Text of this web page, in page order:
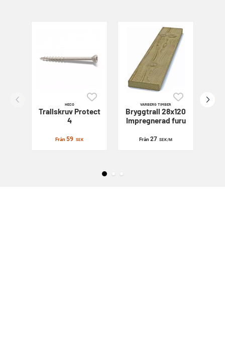
HECO
TrallskruvProtect
4
Från59 SEK
VARBERG TIMBER
Bryggtrall 28x120
Impregnerad furu
Från 27 SEK/M